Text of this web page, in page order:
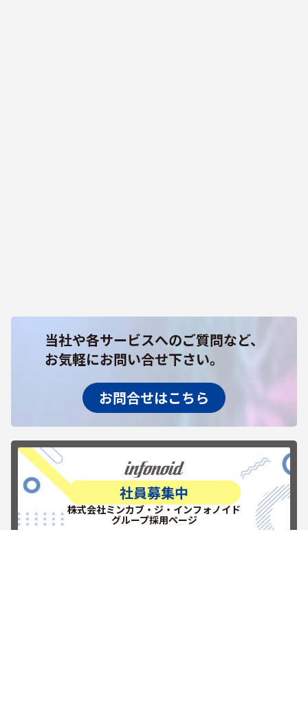
当社や各サービスへのご質問など、
お気軽にお問い合せ下さい。
お問合せはこちら
社員募集中
株式会社ミンカブ・ジ・インフォノイド
グループ採用ページ